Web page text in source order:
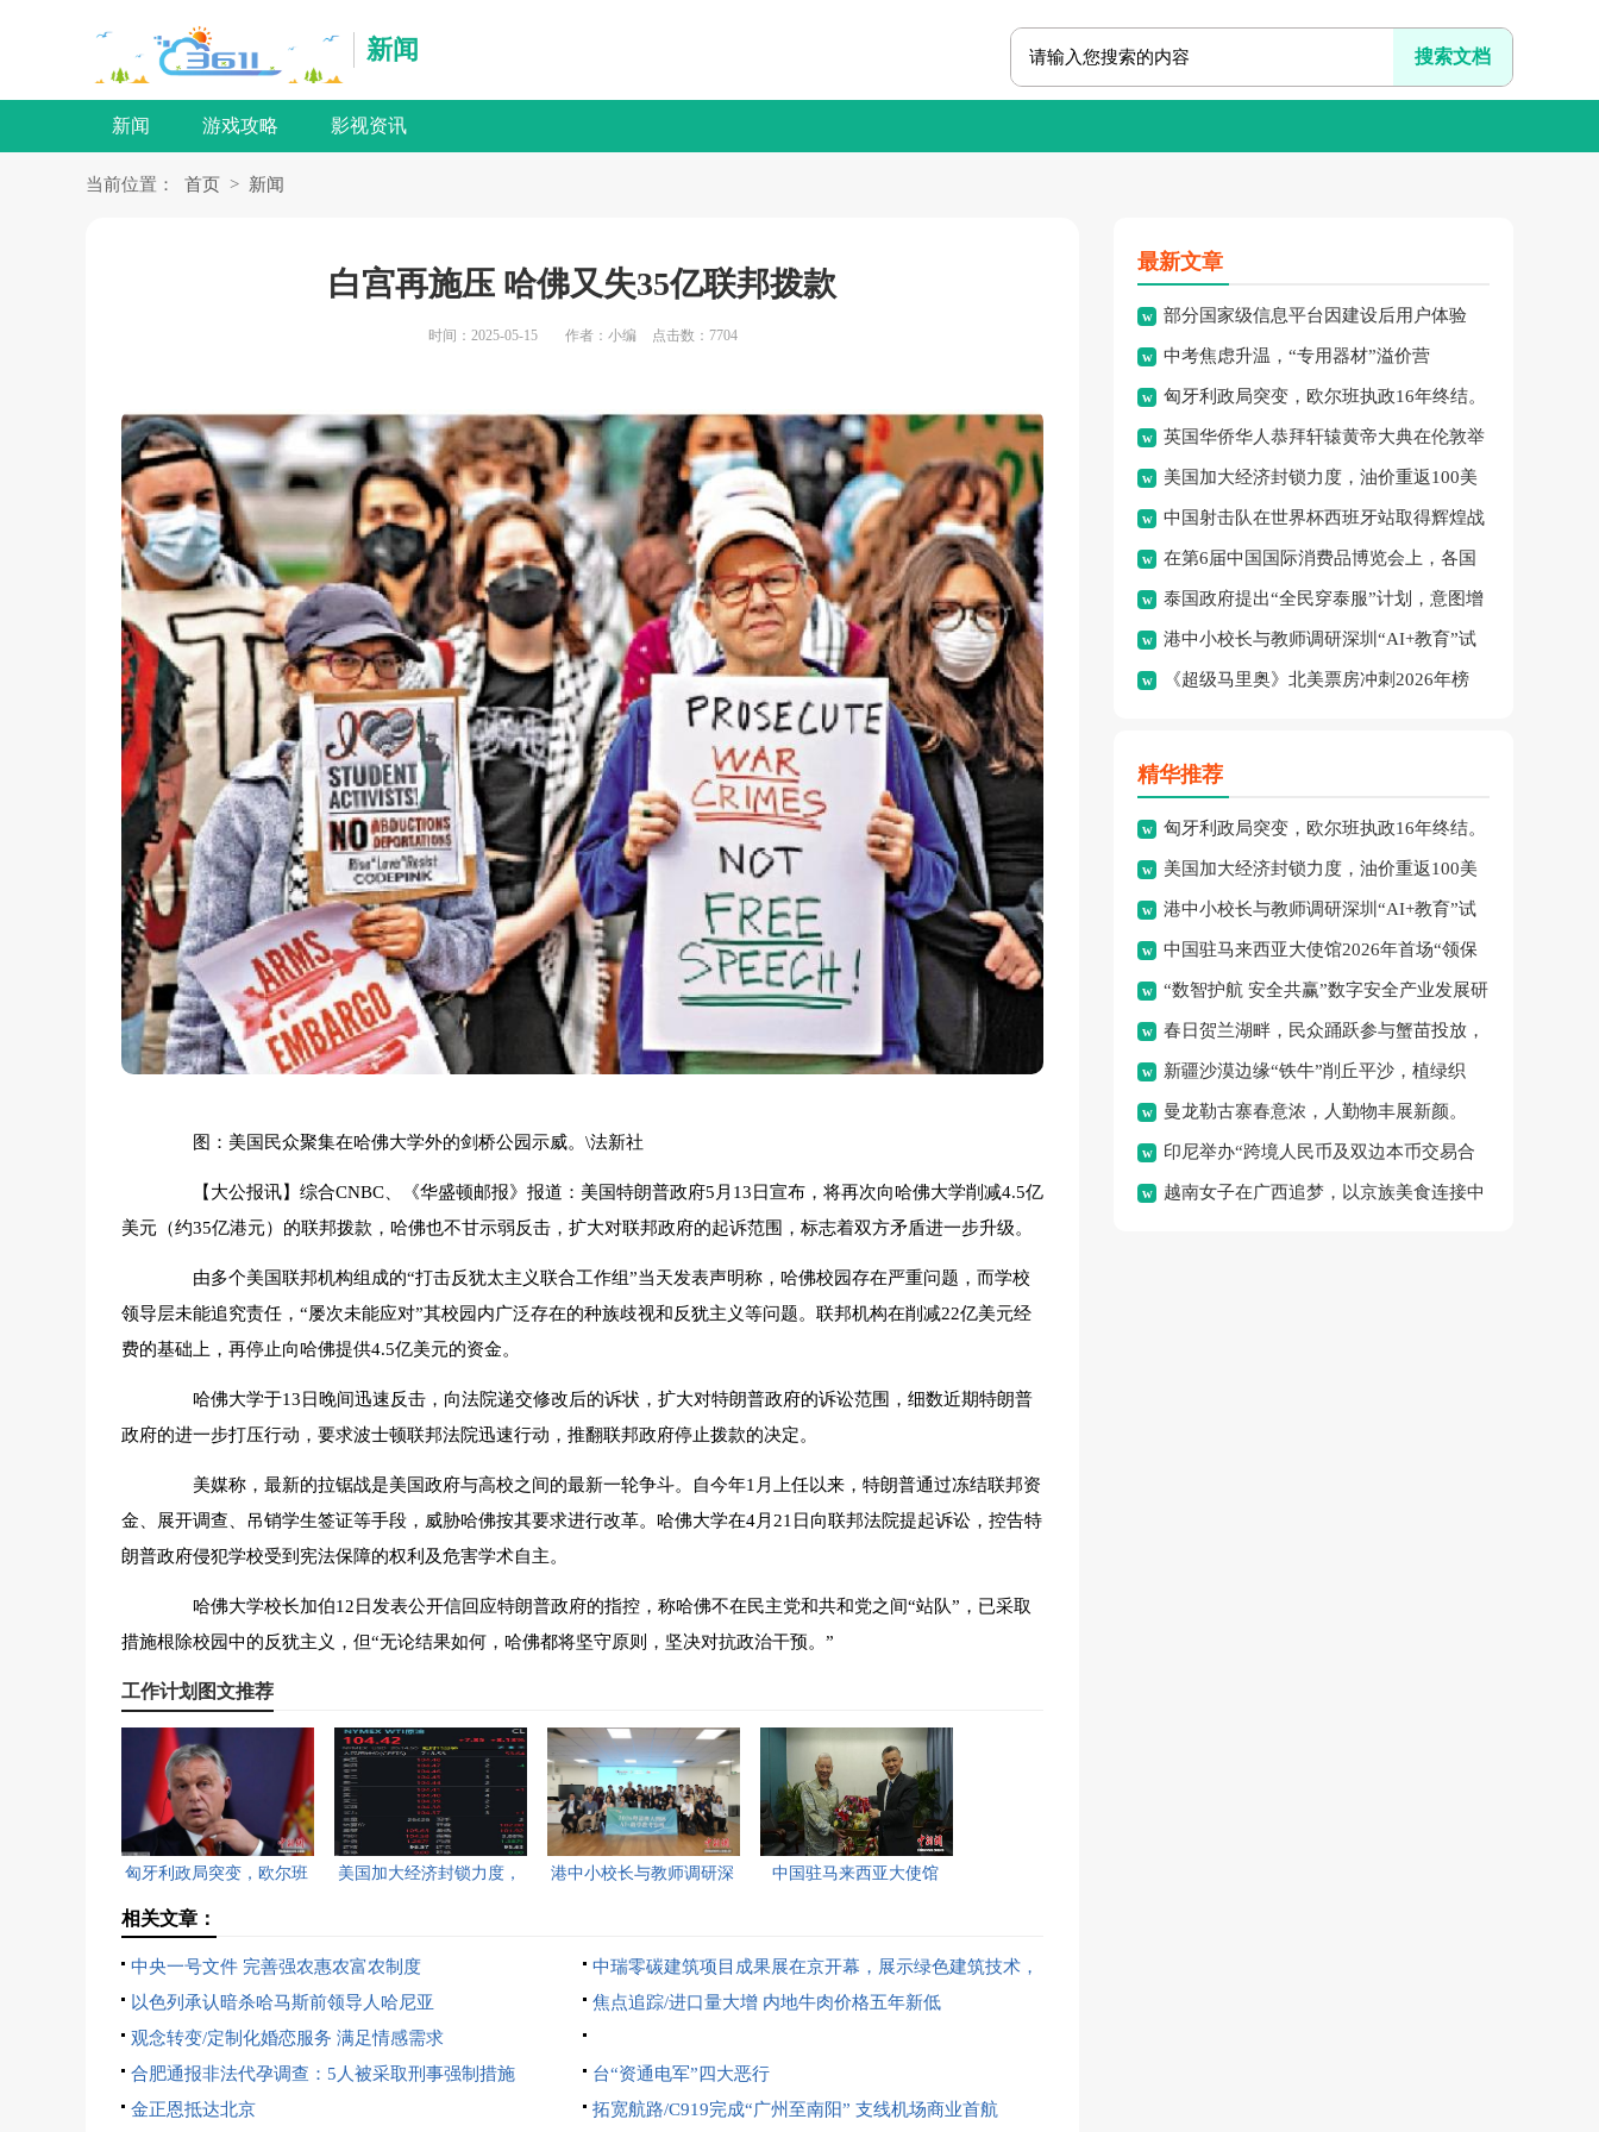
新闻
新闻 游戏攻略 影视资讯
当前位置： 首页 > 新闻
白宫再施压 哈佛又失35亿联邦拨款
时间：2025-05-15 作者：小编 点击数： 7704
图：美国民众聚集在哈佛大学外的剑桥公园示威。\法新社
【大公报讯】综合CNBC、《华盛顿邮报》报道：美国特朗普政府5月13日宣布，将再次向哈佛大学削减4.5亿
美元（约35亿港元）的联邦拨款，哈佛也不甘示弱反击，扩大对联邦政府的起诉范围，标志着双方矛盾进一步升级。
由多个美国联邦机构组成的“打击反犹太主义联合工作组”当天发表声明称，哈佛校园存在严重问题，而学校
领导层未能追究责任，“屡次未能应对”其校园内广泛存在的种族歧视和反犹主义等问题。联邦机构在削减22亿美元经
费的基础上，再停止向哈佛提供4.5亿美元的资金。
哈佛大学于13日晚间迅速反击，向法院递交修改后的诉状，扩大对特朗普政府的诉讼范围，细数近期特朗普
政府的进一步打压行动，要求波士顿联邦法院迅速行动，推翻联邦政府停止拨款的决定。
美媒称，最新的拉锯战是美国政府与高校之间的最新一轮争斗。自今年1月上任以来，特朗普通过冻结联邦资
金、展开调查、吊销学生签证等手段，威胁哈佛按其要求进行改革。哈佛大学在4月21日向联邦法院提起诉讼，控告特
朗普政府侵犯学校受到宪法保障的权利及危害学术自主。
哈佛大学校长加伯12日发表公开信回应特朗普政府的指控，称哈佛不在民主党和共和党之间“站队”，已采取
措施根除校园中的反犹主义，但“无论结果如何，哈佛都将坚守原则，坚决对抗政治干预。”
工作计划图文推荐
匈牙利政局突变，欧尔班
执政16年终结。
美国加大经济封锁力度，
股指开盘走低。
港中小校长与教师调研深
中国驻马来西亚大使馆
日举行，旨在提升留学生
的安全意识与应急处置能
相关文章：
中央一号文件 完善强农惠农富农制度
中瑞零碳建筑项目成果展在京开幕，展示绿色建筑技术，
助力碳中和目标。
以色列承认暗杀哈马斯前领导人哈尼亚
焦点追踪/进口量大增 内地牛肉价格五年新低
观念转变/定制化婚恋服务 满足情感需求
合肥通报非法代孕调查：5人被采取刑事强制措施
台“资通电军”四大恶行
金正恩抵达北京
拓宽航路/C919完成“广州至南阳” 支线机场商业首航
最新文章
部分国家级信息平台因建设后用户体验
差、系统频繁崩溃、信息更新
中考焦虑升温，“专用器材”溢价营
销、“保过”私教乱象频现，家
匈牙利政局突变，欧尔班执政16年终结。
英国华侨华人恭拜轩辕黄帝大典在伦敦举
行，传承中华文化纽带。
美国加大经济封锁力度，油价重返100美
元高点，黄金价格急跌，
中国射击队在世界杯西班牙站取得辉煌战
绩：8金、3银、2铜。
在第6届中国国际消费品博览会上，各国
品牌集中展示了最新消费精
泰国政府提出“全民穿泰服”计划，意图增
强民族文化认同并拓展泰
港中小校长与教师调研深圳“AI+教育”试
点项目，探索智慧课堂
《超级马里奥》北美票房冲刺2026年榜
精华推荐
匈牙利政局突变，欧尔班执政16年终结。
美国加大经济封锁力度，油价重返100美
元高点，黄金价格急跌，
港中小校长与教师调研深圳“AI+教育”试
点项目，探索智慧课堂
中国驻马来西亚大使馆2026年首场“领保
进校园暨平安留学”主
“数智护航 安全共赢”数字安全产业发展研
讨会在穗召开，多方共
春日贺兰湖畔，民众踊跃参与蟹苗投放，
体验“水上春耕”的独特乐
新疆沙漠边缘“铁牛”削丘平沙，植绿织
密“绿围脖”，变荒沙为绿
曼龙勒古寨春意浓，人勤物丰展新颜。
印尼举办“跨境人民币及双边本币交易合
作”论坛，旨在促进区域金
越南女子在广西追梦，以京族美食连接中